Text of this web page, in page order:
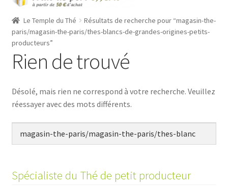
menu
enfant
THES VERTS GRANDES ORIGINES
Ouvrir
le
THES PARFUMES
ROOÏBOS
Le Temple du Thé
Résultats de recherche pour “magasin-the-
paris/magasin-the-paris/thes-blancs-de-grandes-origines-petits-
producteurs”
Rien de trouvé
Désolé, mais rien ne correspond à votre recherche. Veuillez
réessayer avec des mots différents.
Spécialiste du Thé de petit producteur